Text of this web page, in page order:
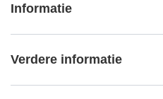
Informatie
Verdere informatie